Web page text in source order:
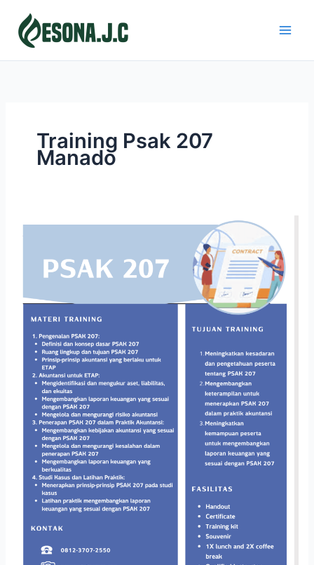
content
Training Psak 207
Manado
PSAK